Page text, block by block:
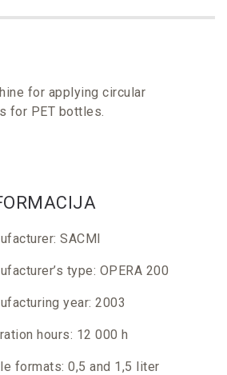
for applying circular
for PET bottles.
SACMI
type: OPERA 200
year: 2003
12 000 h
0,5 and 1,5 liter